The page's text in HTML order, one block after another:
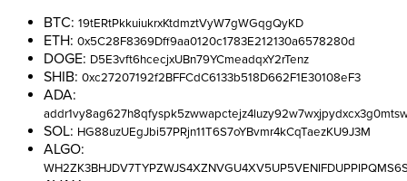
BTC: 19tERtPkkuiukrxKtdmztVyW7gWGqgQyKD
ETH: 0x5C28F8369Dff9aa0120c1783E212130a6578280d
DOGE: D5E3vft6hcecjxUBn79YCmeadqxY2rTenz
SHIB: 0xc27207192f2BFFCdC6133b518D662F1E30108eF3
ADA:
SOL: HG88uzUEgJbi57PRjn11T6S7oYBvmr4kCqTaezKU9J3M
ALGO: